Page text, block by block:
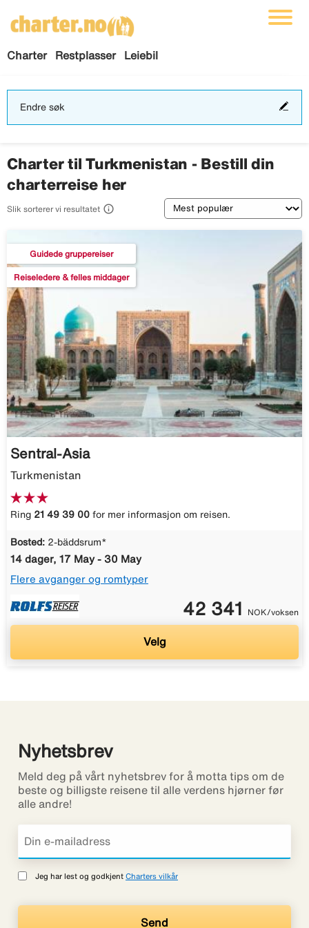
Charter Restplasser Leiebil
Endre søk
Charter til Turkmenistan - Bestill din
charterreise her
Slik sorterer vi resultatet  Sortering
Guidede gruppereiser
Reiseledere & felles middager
Sentral-Asia
Turkmenistan
Ring 21 49 39 00 for mer informasjon om reisen.
Bosted: 2-bäddsrum*
14 dager, 17 May - 30 May
Flere avganger og romtyper
42 341 NOK/voksen
Velg
Nyhetsbrev
Meld deg på vårt nyhetsbrev for å motta tips om de
beste og billigste reisene til alle verdens hjørner før
alle andre!
Jeg har lest og godkjent Charters vilkår